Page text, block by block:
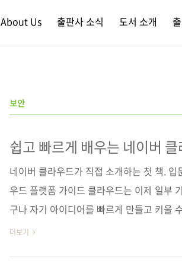
About Us 출판사 소식 도서 소개
보안
쉽고 빠르게 배우는 네이버
엔지니어링
네이버 클라우드가 직접 소개하는 첫 책.
우드 플랫폼 가이드 클라우드는 이제 일부
구나 자기 아이디어를 빠르게 만들고 키울
드가 어떻게 바뀌어왔는지 흐름을 짚으면서
더보기